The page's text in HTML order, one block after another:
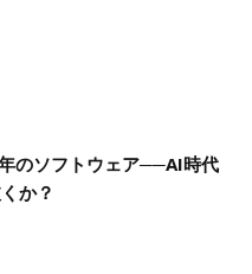
のソフトウェア──AI時代
か？